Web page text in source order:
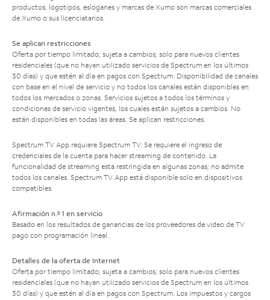
productos, logotipos, eslóganes y marcas de Xumo son marcas comerciales
de Xumo o sus licenciatarios.
Se aplican restricciones
Oferta por tiempo limitado; sujeta a cambios; solo para nuevos clientes
residenciales (que no hayan utilizado servicios de Spectrum en los últimos
30 días) y que estén al día en pagos con Spectrum. Disponibilidad de canales
con base en el nivel de servicio y no todos los canales están disponibles en
todos los mercados o zonas. Servicios sujetos a todos los términos y
condiciones de servicio vigentes, los cuales están sujetos a cambios. No
están disponibles en todas las áreas. Se aplican restricciones.
Spectrum TV App requiere Spectrum TV. Se requiere el ingreso de
credenciales de la cuenta para hacer streaming de contenido. La
funcionalidad de streaming está restringida en algunas zonas; no admite
todos los canales. Spectrum TV App está disponible solo en dispositivos
compatibles.
Afirmación n.º 1 en servicio
Basado en los resultados de ganancias de los proveedores de video de TV
pago con programación lineal.
Detalles de la oferta de Internet
Oferta por tiempo limitado; sujeta a cambios; solo para nuevos clientes
residenciales (que no hayan utilizado servicios de Spectrum en los últimos
30 días) y que estén al día en pagos con Spectrum. Los impuestos y cargos